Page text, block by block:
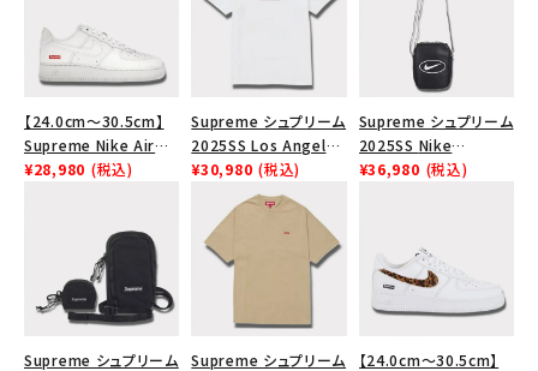
【24.0cm～30.5cm】
Supreme Nike Air
Force 1 Low シュプリ
¥28,980 (税込)
Supreme シュプリーム
2025SS Los Angeles
Fire Relief Box Logo
Tee ファイヤーリリー
フボックスロゴTシャツ
ホワイト 白
¥30,980 (税込)
Supreme シュプリーム
2025SS Nike
Leather Shoulder
¥36,980 (税込)
Supreme シュプリーム
Supreme シュプリーム
【24.0cm～30.5cm】